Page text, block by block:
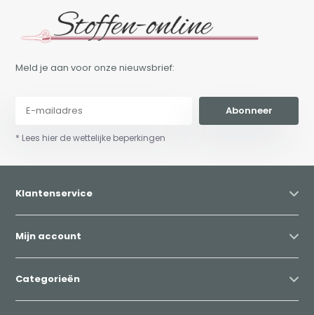
Meld je aan voor onze nieuwsbrief:
Abonneer
* Lees hier de wettelijke beperkingen
Klantenservice
Mijn account
Categorieën